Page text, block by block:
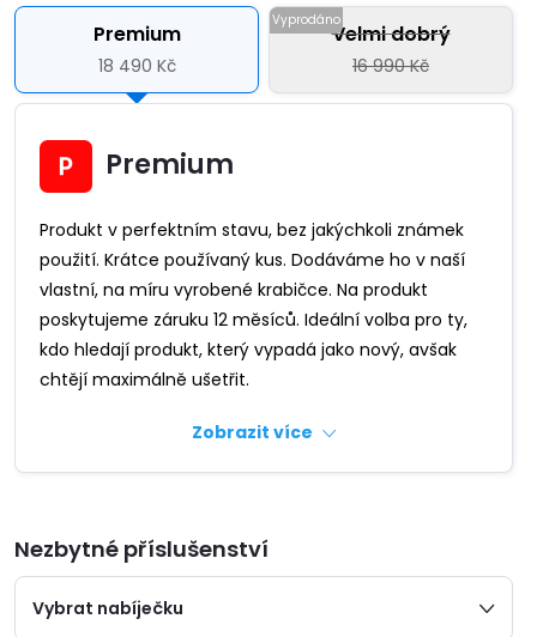
Premium
18 490 Kč
Velmi dobrý
16 990 Kč
Premium
Produkt v perfektním stavu, bez jakýchkoli známek
použití. Krátce používaný kus. Dodáváme ho v naší
vlastní, na míru vyrobené krabičce. Na produkt
poskytujeme záruku 12 měsíců. Ideální volba pro ty,
kdo hledají produkt, který vypadá jako nový, avšak
chtějí maximálně ušetřit.
Zobrazit více
Nezbytné příslušenství
Vybrat nabíječku